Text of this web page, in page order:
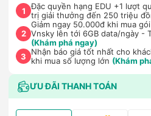
1
Đặc quyền hạng EDU +1 lượt
trị giải thưởng đến 250 triệu
2
Giảm ngay 50.000đ khi mua
Vnsky lên tới 6GB data/ngày -
(Khám phá ngay)
3
Nhận báo giá tốt nhất cho
khi mua số lượng lớn (Khám
ƯU ĐÃI THANH TOÁN